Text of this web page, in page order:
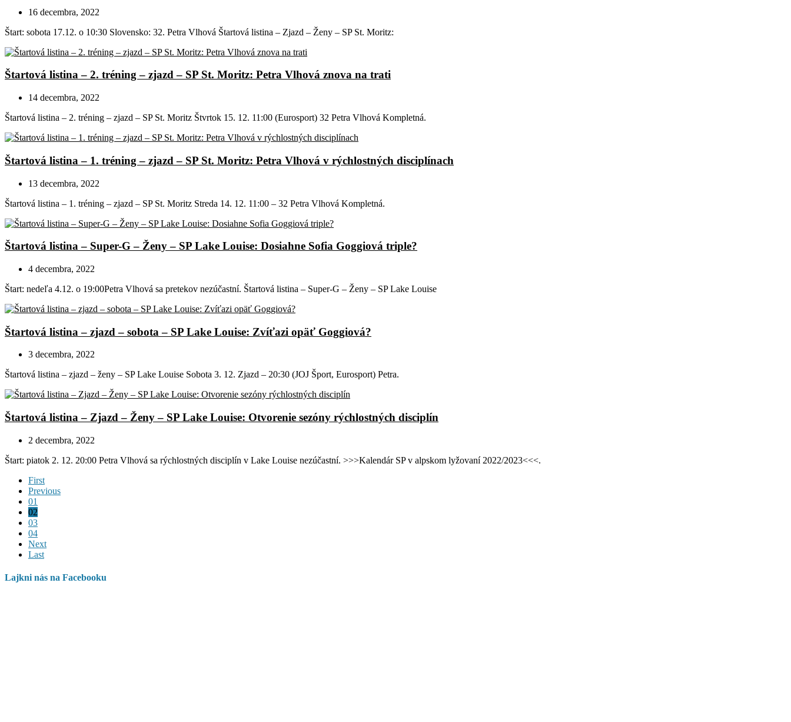
16 decembra, 2022
Štart: sobota 17.12. o 10:30 Slovensko: 32. Petra Vlhová Štartová listina – Zjazd – Ženy – SP St. Moritz:
Štartová listina – 2. tréning – zjazd – SP St. Moritz: Petra Vlhová znova na trati
14 decembra, 2022
Štartová listina – 2. tréning – zjazd – SP St. Moritz Štvrtok 15. 12. 11:00 (Eurosport) 32 Petra Vlhová Kompletná.
Štartová listina – 1. tréning – zjazd – SP St. Moritz: Petra Vlhová v rýchlostných disciplínach
13 decembra, 2022
Štartová listina – 1. tréning – zjazd – SP St. Moritz Streda 14. 12. 11:00 – 32 Petra Vlhová Kompletná.
Štartová listina – Super-G – Ženy – SP Lake Louise: Dosiahne Sofia Goggiová triple?
4 decembra, 2022
Štart: nedeľa 4.12. o 19:00Petra Vlhová sa pretekov nezúčastní. Štartová listina – Super-G – Ženy – SP Lake Louise
Štartová listina – zjazd – sobota – SP Lake Louise: Zvíťazi opäť Goggiová?
3 decembra, 2022
Štartová listina – zjazd – ženy – SP Lake Louise Sobota 3. 12. Zjazd – 20:30 (JOJ Šport, Eurosport) Petra.
Štartová listina – Zjazd – Ženy – SP Lake Louise: Otvorenie sezóny rýchlostných disciplín
2 decembra, 2022
Štart: piatok 2. 12. 20:00 Petra Vlhová sa rýchlostných disciplín v Lake Louise nezúčastní. >>>Kalendár SP v alpskom lyžovaní 2022/2023<<<.
First
Previous
01
02
03
04
Next
Last
Lajkni nás na Facebooku